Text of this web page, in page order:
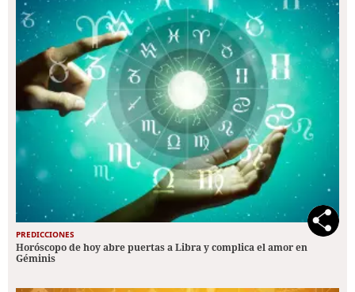
PREDICCIONES
Horóscopo de hoy abre puertas a Libra y complica el amor en
Géminis